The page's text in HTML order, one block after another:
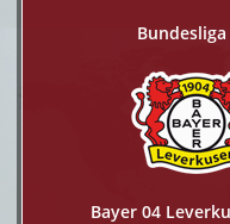
Bayer 04